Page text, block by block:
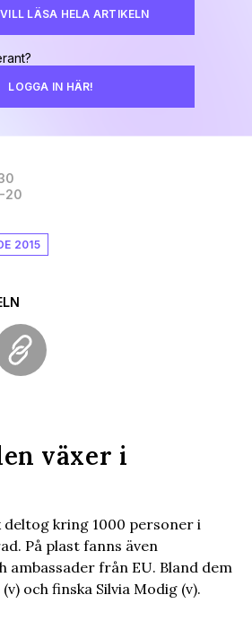
LÄSA HELA ARTIKELN
LOGGA IN HÄR!
20
2015
växer i
kring 1000 personer i
På plast fanns även
ambassader från EU. Bland dem
och finska Silvia Modig (v).